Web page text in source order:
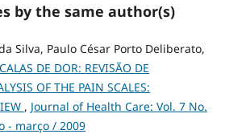
by the same author(s)
Silva, Paulo César Porto Deliberato,
DE DOR: REVISÃO DE
OF THE PAIN SCALES:
, Journal of Health Care: Vol. 7 No.
- março / 2009